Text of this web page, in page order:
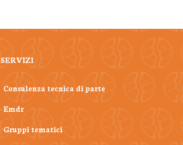
SERVIZI
Consulenza tecnica di parte
Emdr
Gruppi tematici